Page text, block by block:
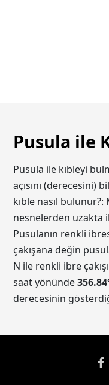
Pusula ile
Pusula ile kıbleyi
açısını (derecesini)
kıble nasıl
nesnelerden uzakta
Pusulanın renkli
çakışana değin
N ile renkli ibre
saat yönünde356.84
derecesinin